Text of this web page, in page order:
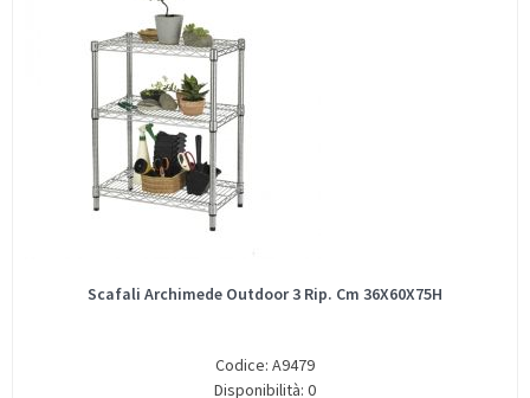
Scafali Archimede Outdoor 3 Rip. Cm 36X60X75H
Codice: A9479
Disponibilità: 0